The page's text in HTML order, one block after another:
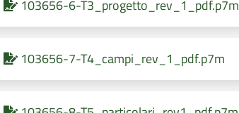
103656-6-T3_progetto_rev_1_pdf.p7m
103656-7-T4_campi_rev_1_pdf.p7m